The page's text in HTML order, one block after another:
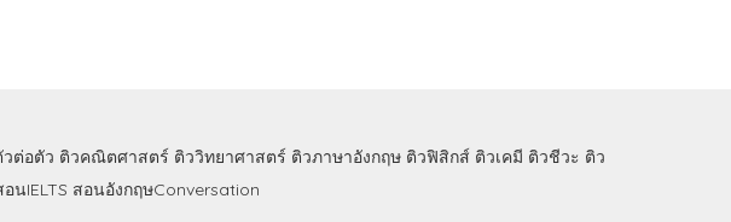
วต่อตัว ติวคณิตศาสตร์ ติววิทยาศาสตร์ ติวภาษาอังกฤษ ติวฟิสิกส์ ติวเคมี ติวชีวะ ติว
อนIELTS สอนอังกฤษConversation